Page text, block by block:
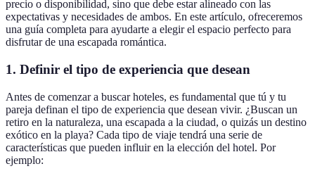
precio o disponibilidad, sino que debe estar alineado con las
expectativas y necesidades de ambos. En este artículo, ofreceremos
una guía completa para ayudarte a elegir el espacio perfecto para
disfrutar de una escapada romántica.
1. Definir el tipo de experiencia que desean
Antes de comenzar a buscar hoteles, es fundamental que tú y tu
pareja definan el tipo de experiencia que desean vivir. ¿Buscan un
retiro en la naturaleza, una escapada a la ciudad, o quizás un destino
exótico en la playa? Cada tipo de viaje tendrá una serie de
características que pueden influir en la elección del hotel. Por
ejemplo: